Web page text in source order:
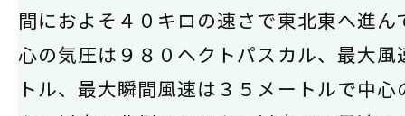
間におよそ４０キロの速さで東北東へ進ん
心の気圧は９８０ヘクトパスカル、最大風
トル、最大瞬間風速は３５メートルで中心